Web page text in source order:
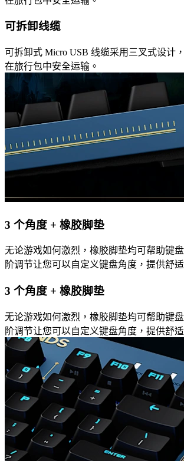
可拆卸线缆
可拆卸式 Micro USB 线缆采用三叉式设计
在旅行包中安全运输。
3 个角度 + 橡胶脚垫
无论游戏如何激烈，橡胶脚垫均可帮助键
阶调节让您可以自定义键盘角度，提供舒
3 个角度 + 橡胶脚垫
无论游戏如何激烈，橡胶脚垫均可帮助键
阶调节让您可以自定义键盘角度，提供舒